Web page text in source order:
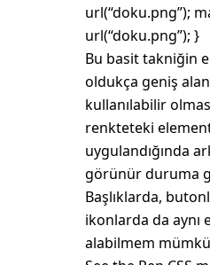
url(“doku.png”);
url(“doku.png”); }
Bu basit takniğin
oldukça geniş
kullanılabilir
renkteteki
uygulandığında
görünür duruma
Başlıklarda,
ikonlarda da aynı
alabilmem